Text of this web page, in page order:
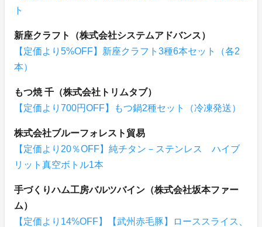
ト
新座クラフト（株式会社システムアドバンス）
【定価より5%OFF】新座クラフト3種6本セット（各2
本）
もつ焼 千（株式会社トリムタブ）
【定価より700円OFF】もつ鍋2種セット（冷凍発送）
株式会社ブルーフォレスト貿易
【定価より20％OFF】純チタン－ステンレス ハイブ
リット真空ボトル1本
手づくりハム工房バルツバイン（株式会社坂本ファー
ム）
【定価より14%OFF】【武州赤毛豚】ローススライス、